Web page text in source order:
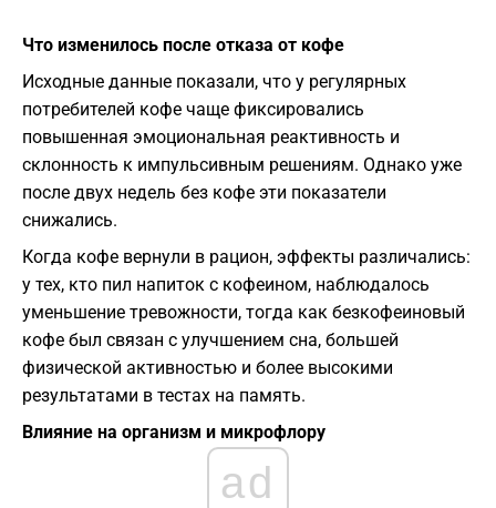
Что изменилось после отказа от кофе
Исходные данные показали, что у регулярных
потребителей кофе чаще фиксировались
повышенная эмоциональная реактивность и
склонность к импульсивным решениям. Однако уже
после двух недель без кофе эти показатели
снижались.
Когда кофе вернули в рацион, эффекты различались:
у тех, кто пил напиток с кофеином, наблюдалось
уменьшение тревожности, тогда как безкофеиновый
кофе был связан с улучшением сна, большей
физической активностью и более высокими
результатами в тестах на память.
Влияние на организм и микрофлору
ad